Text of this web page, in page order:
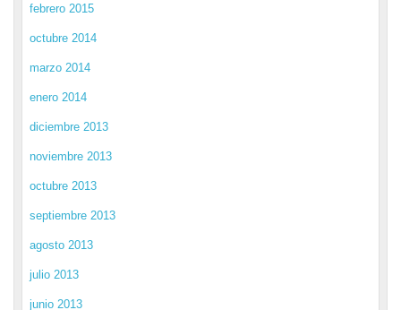
febrero 2015
octubre 2014
marzo 2014
enero 2014
diciembre 2013
noviembre 2013
octubre 2013
septiembre 2013
agosto 2013
julio 2013
junio 2013